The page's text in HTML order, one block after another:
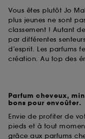
Vous êtes plutôt Jo
plus jeunes ne sont
classement ! Autant
par différentes
d’esprit. Les parfums
création. Au top des
Parfum cheveux,
bons pour envoûter.
Envie de profiter de
pieds et à tout
grâce aux parfums